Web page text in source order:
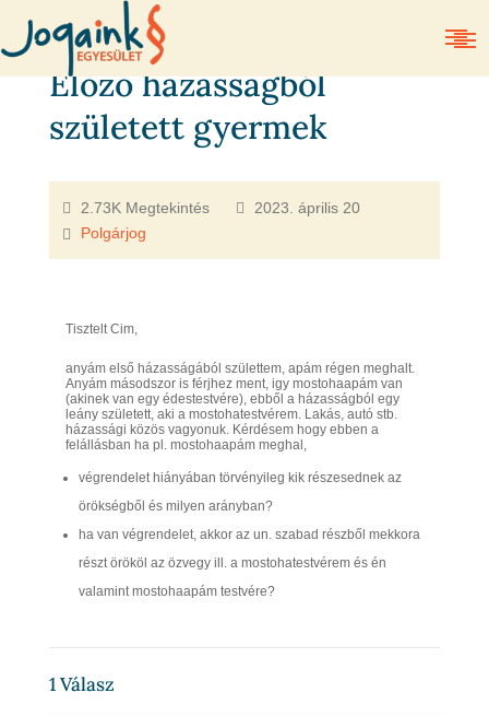
Előző házasságból
született gyermek
2.73K Megtekintés
2023. április 20
Polgárjog
Tisztelt Cim,
anyám első házasságából születtem, apám régen meghalt.
Anyám másodszor is férjhez ment, igy mostohaapám van
(akinek van egy édestestvére), ebből a házasságból egy
leány született, aki a mostohatestvérem. Lakás, autó stb.
házassági közös vagyonuk. Kérdésem hogy ebben a
felállásban ha pl. mostohaapám meghal,
végrendelet hiányában törvényileg kik részesednek az
örökségből és milyen arányban?
ha van végrendelet, akkor az un. szabad részből mekkora
részt örököl az özvegy ill. a mostohatestvérem és én
valamint mostohaapám testvére?
1Válasz